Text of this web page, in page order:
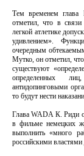
Тем временем глава
отметил, что в
легкой атлетике
удивлением».
очередным
Мутко, он отметил, что
существуют
определенных
антидопинговыми
то будут нести
Глава WADA К. Риди
в фильме немецких
выполнить «много
российскими